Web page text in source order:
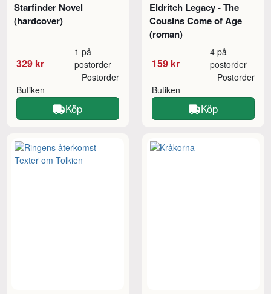
Starfinder Novel
(hardcover)
329 kr
1 på
postorder
Butiken
Postorder
Köp
Eldritch Legacy - The
Cousins Come of Age
(roman)
159 kr
4 på
postorder
Butiken
Postorder
Köp